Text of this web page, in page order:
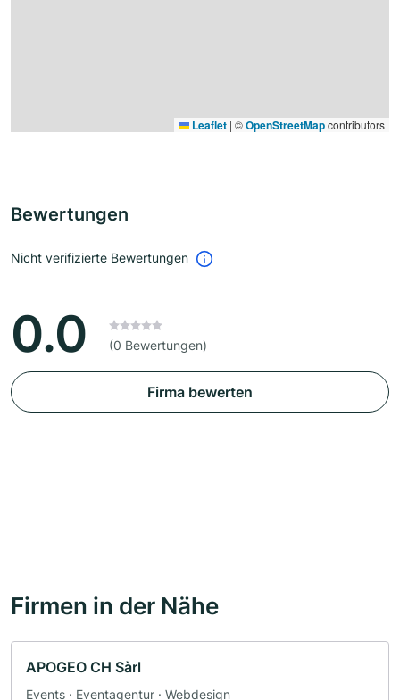
Leaflet | ©OpenStreetMapcontributors
Bewertungen
Nicht verifizierte Bewertungen
0.0 (0 Bewertungen)
Firma bewerten
Firmen in der Nähe
APOGEO CH Sàrl
Events · Eventagentur · Webdesign